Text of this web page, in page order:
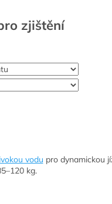
vodu pro dynamickou
kg.